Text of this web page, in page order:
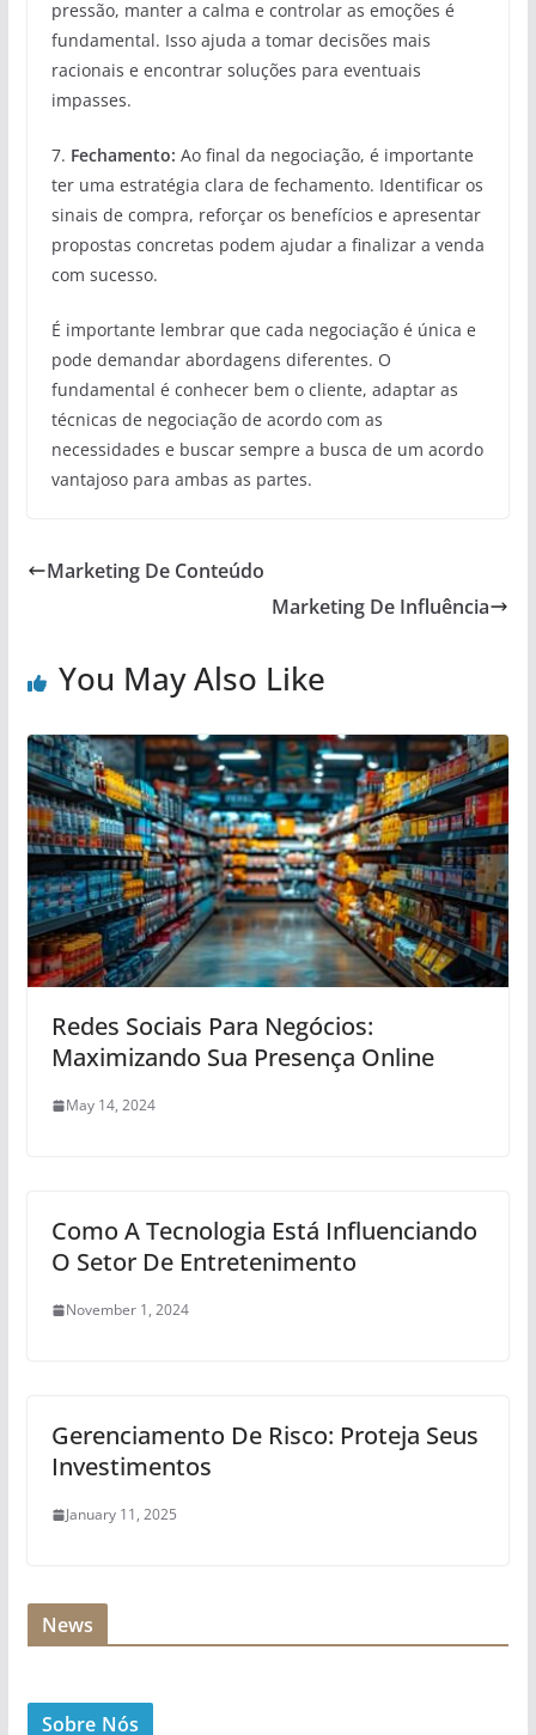
pressão, manter a calma e controlar as emoções é
fundamental. Isso ajuda a tomar decisões mais
racionais e encontrar soluções para eventuais
impasses.
7. Fechamento: Ao final da negociação, é importante
ter uma estratégia clara de fechamento. Identificar os
sinais de compra, reforçar os benefícios e apresentar
propostas concretas podem ajudar a finalizar a venda
com sucesso.
É importante lembrar que cada negociação é única e
pode demandar abordagens diferentes. O
fundamental é conhecer bem o cliente, adaptar as
técnicas de negociação de acordo com as
necessidades e buscar sempre a busca de um acordo
vantajoso para ambas as partes.
Marketing De Conteúdo
Marketing De Influência
You May Also Like
Redes Sociais Para Negócios:
Maximizando Sua Presença Online
May 14, 2024
Como A Tecnologia Está Influenciando
O Setor De Entretenimento
November 1, 2024
Gerenciamento De Risco: Proteja Seus
Investimentos
January 11, 2025
News
Sobre Nós